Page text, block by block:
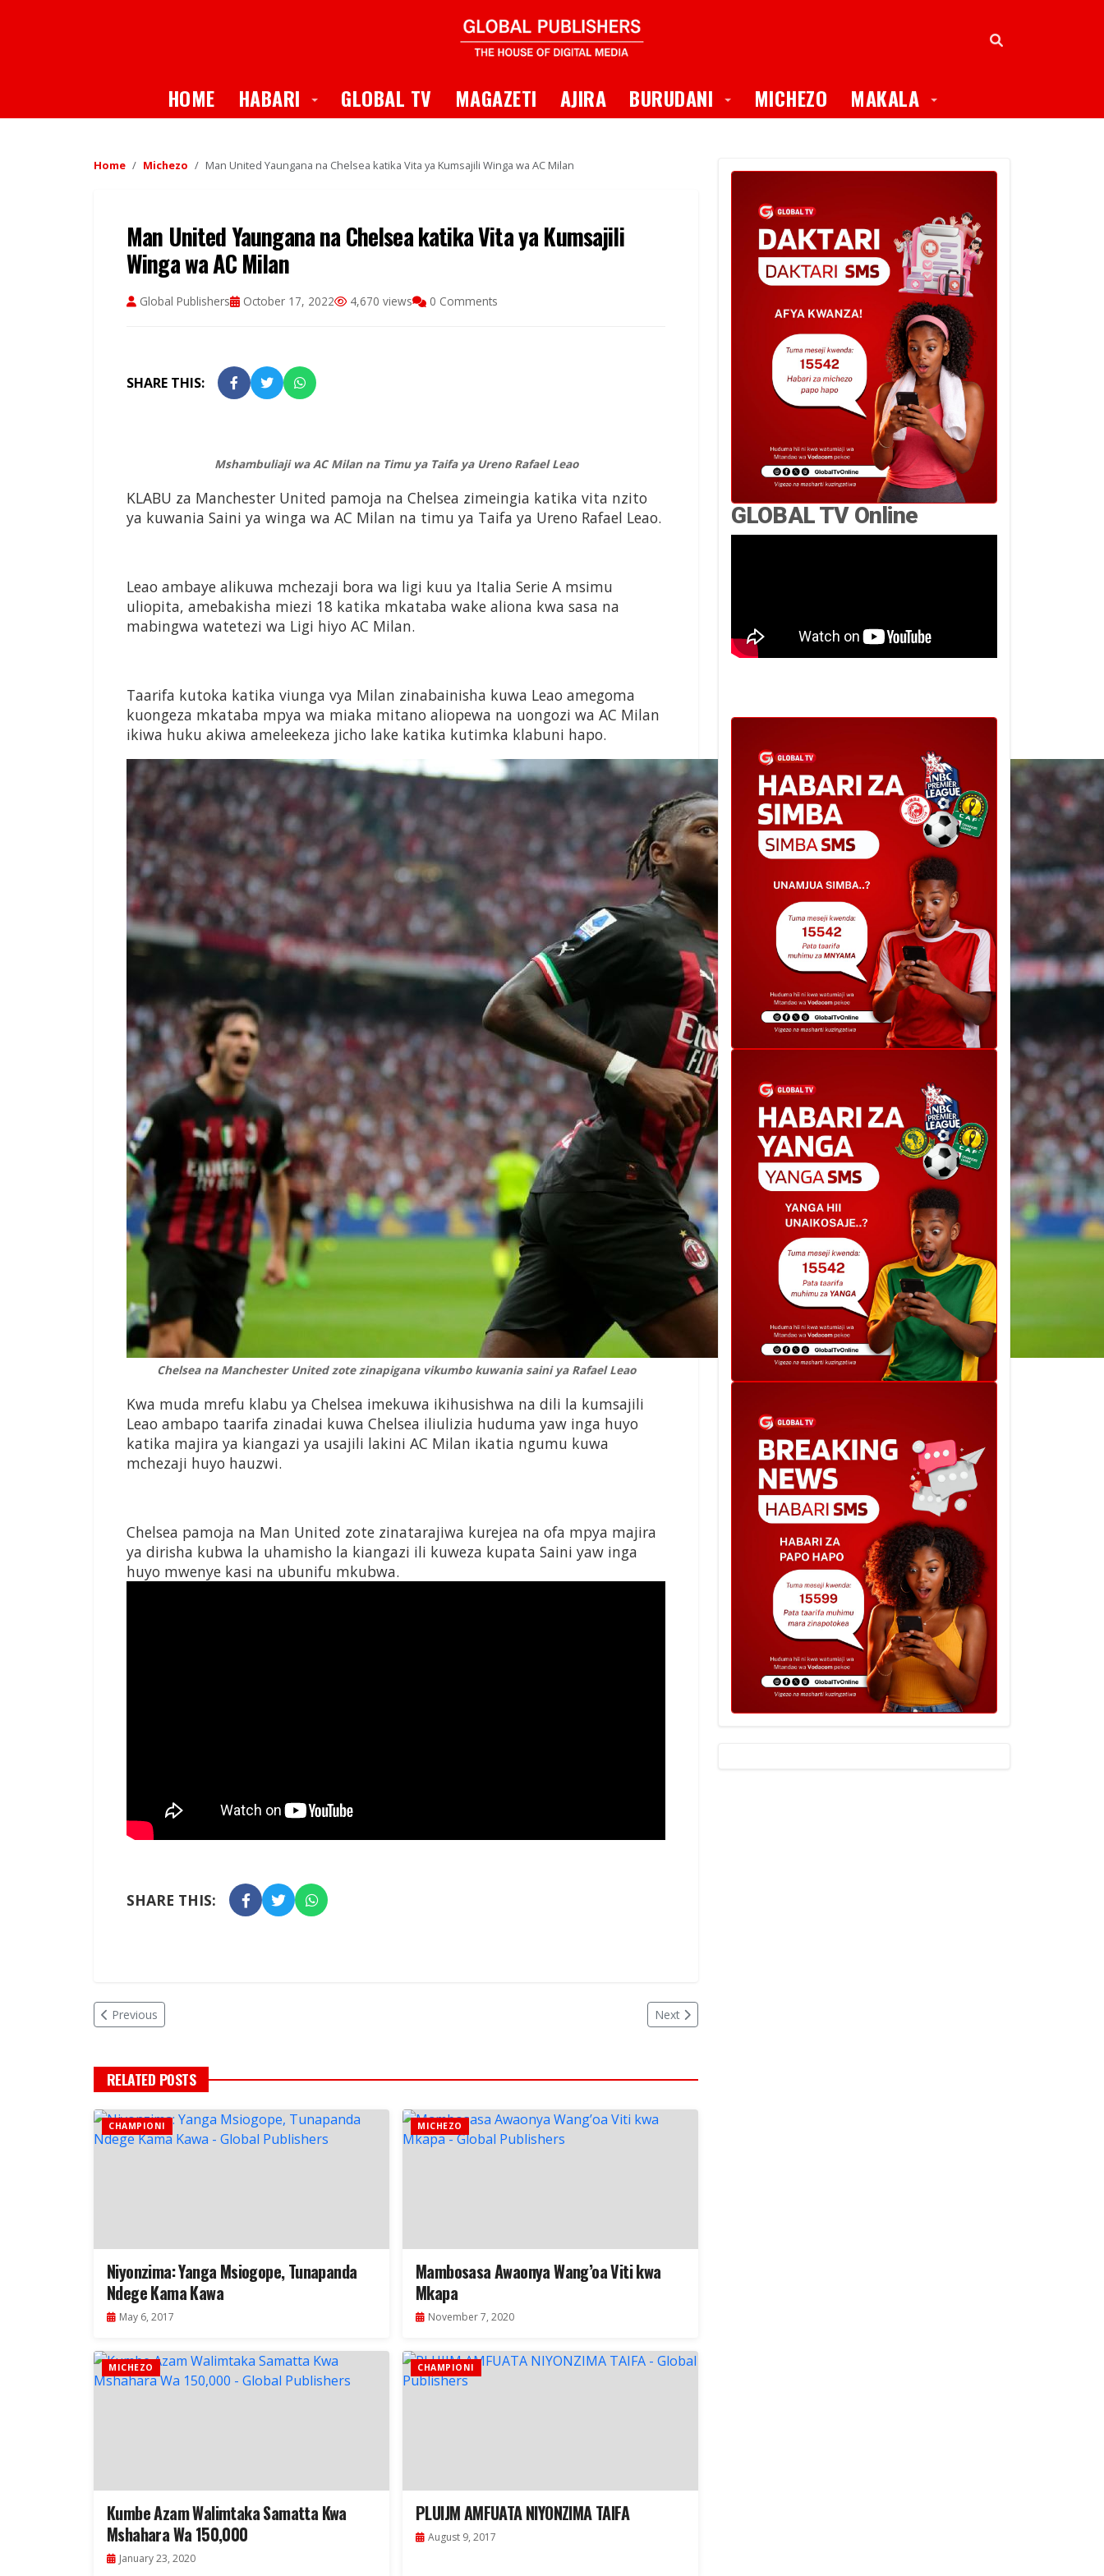
HOME HABARI Toggle Dropdown
GLOBAL TV MAGAZETI AJIRA BURUDANI Toggle Dropdown
MICHEZO MAKALA Toggle Dropdown
Home Michezo Man United Yaungana na Chelsea katika Vita ya Kumsajili Winga wa AC Milan
Man United Yaungana na Chelsea katika Vita ya Kumsajili
Winga wa AC Milan
Global Publishers October 17, 2022 4,670 views 0 Comments
SHARE THIS:
Mshambuliaji wa AC Milan na Timu ya Taifa ya Ureno Rafael Leao
KLABU za Manchester United pamoja na Chelsea zimeingia katika vita nzito
ya kuwania Saini ya winga wa AC Milan na timu ya Taifa ya Ureno Rafael Leao.
Leao ambaye alikuwa mchezaji bora wa ligi kuu ya Italia Serie A msimu
uliopita, amebakisha miezi 18 katika mkataba wake aliona kwa sasa na
mabingwa watetezi wa Ligi hiyo AC Milan.
Taarifa kutoka katika viunga vya Milan zinabainisha kuwa Leao amegoma
kuongeza mkataba mpya wa miaka mitano aliopewa na uongozi wa AC Milan
ikiwa huku akiwa ameleekeza jicho lake katika kutimka klabuni hapo.
Chelsea na Manchester United zote zinapigana vikumbo kuwania saini ya Rafael Leao
Kwa muda mrefu klabu ya Chelsea imekuwa ikihusishwa na dili la kumsajili
Leao ambapo taarifa zinadai kuwa Chelsea iliulizia huduma yaw inga huyo
katika majira ya kiangazi ya usajili lakini AC Milan ikatia ngumu kuwa
mchezaji huyo hauzwi.
Chelsea pamoja na Man United zote zinatarajiwa kurejea na ofa mpya majira
ya dirisha kubwa la uhamisho la kiangazi ili kuweza kupata Saini yaw inga
huyo mwenye kasi na ubunifu mkubwa.
SHARE THIS:
Previous Next
RELATED POSTS
CHAMPIONI
Niyonzima: Yanga Msiogope, Tunapanda
Ndege Kama Kawa
May 6, 2017
MICHEZO
Mambosasa Awaonya Wang’oa Viti kwa
Mkapa
November 7, 2020
MICHEZO
Kumbe Azam Walimtaka Samatta Kwa
Mshahara Wa 150,000
January 23, 2020
CHAMPIONI
PLUIJM AMFUATA NIYONZIMA TAIFA
August 9, 2017
GLOBAL TV Online